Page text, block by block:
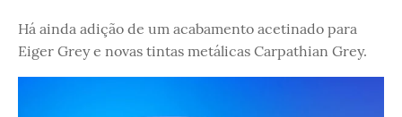
Há ainda adição de um acabamento acetinado para
Eiger Grey e novas tintas metálicas Carpathian Grey.